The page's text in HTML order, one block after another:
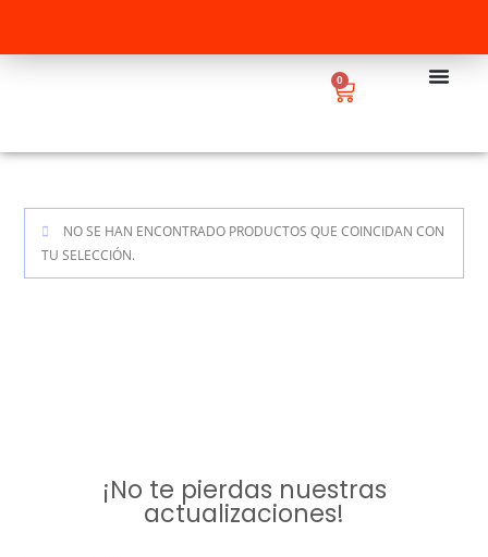
0
NO SE HAN ENCONTRADO PRODUCTOS QUE COINCIDAN CON
TU SELECCIÓN.
¡No te pierdas nuestras
actualizaciones!